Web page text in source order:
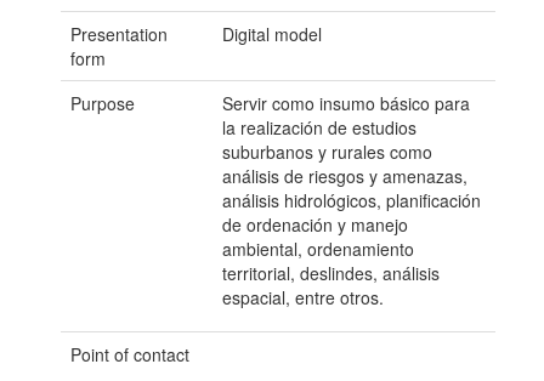
Presentation
form
Digital model
Purpose
Servir como insumo básico para
la realización de estudios
suburbanos y rurales como
análisis de riesgos y amenazas,
análisis hidrológicos, planificación
de ordenación y manejo
ambiental, ordenamiento
territorial, deslindes, análisis
espacial, entre otros.
Point of contact